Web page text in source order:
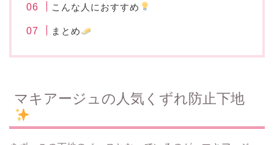
こんな人におすすめ
まとめ
マキアージュの人気くずれ防止下地